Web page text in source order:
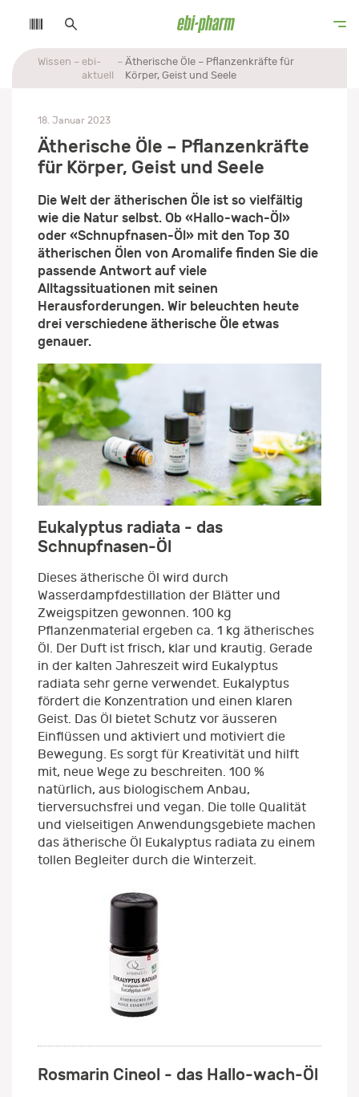
Wissen
ebi-
aktuell
Ätherische Öle – Pflanzenkräfte für
Körper, Geist und Seele
18. Januar 2023
Ätherische Öle – Pflanzenkräfte
für Körper, Geist und Seele
Die Welt der ätherischen Öle ist so vielfältig
wie die Natur selbst. Ob «Hallo-wach-Öl»
oder «Schnupfnasen-Öl» mit den Top 30
ätherischen Ölen von Aromalife finden Sie die
passende Antwort auf viele
Alltagssituationen mit seinen
Herausforderungen. Wir beleuchten heute
drei verschiedene ätherische Öle etwas
genauer.
Eukalyptus radiata - das
Schnupfnasen-Öl
Dieses ätherische Öl wird durch
Wasserdampfdestillation der Blätter und
Zweigspitzen gewonnen. 100 kg
Pflanzenmaterial ergeben ca. 1 kg ätherisches
Öl. Der Duft ist frisch, klar und krautig. Gerade
in der kalten Jahreszeit wird Eukalyptus
radiata sehr gerne verwendet. Eukalyptus
fördert die Konzentration und einen klaren
Geist. Das Öl bietet Schutz vor äusseren
Einflüssen und aktiviert und motiviert die
Bewegung. Es sorgt für Kreativität und hilft
mit, neue Wege zu beschreiten. 100 %
natürlich, aus biologischem Anbau,
tierversuchsfrei und vegan. Die tolle Qualität
und vielseitigen Anwendungsgebiete machen
das ätherische Öl Eukalyptus radiata zu einem
tollen Begleiter durch die Winterzeit.
Rosmarin Cineol - das Hallo-wach-Öl